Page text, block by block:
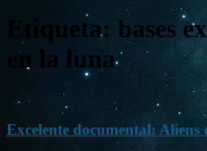
Etiqueta: bases
en la luna
Excelente documental: Aliens